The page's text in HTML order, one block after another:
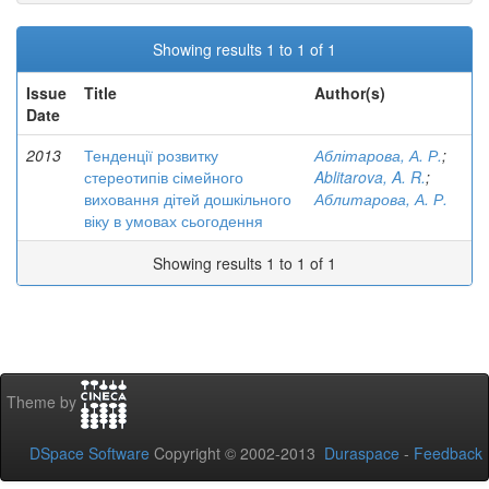
Showing results 1 to 1 of 1
Issue
Date
Title Author(s)
2013
Тенденції розвитку
стереотипів сімейного
виховання дітей дошкільного
віку в умовах сьогодення
Аблітарова, А. Р.;
Ablitarova, A. R.;
Аблитарова, А. Р.
Showing results 1 to 1 of 1
Theme by
DSpace Software Copyright © 2002-2013 Duraspace - Feedback